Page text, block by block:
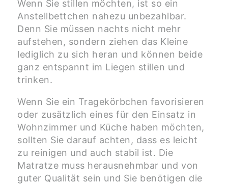
Wenn Sie stillen möchten, ist so ein
Anstellbettchen nahezu unbezahlbar.
Denn Sie müssen nachts nicht mehr
aufstehen, sondern ziehen das Kleine
lediglich zu sich heran und können beide
ganz entspannt im Liegen stillen und
trinken.
Wenn Sie ein Tragekörbchen favorisieren
oder zusätzlich eines für den Einsatz in
Wohnzimmer und Küche haben möchten,
sollten Sie darauf achten, dass es leicht
zu reinigen und auch stabil ist. Die
Matratze muss herausnehmbar und von
guter Qualität sein und Sie benötigen die